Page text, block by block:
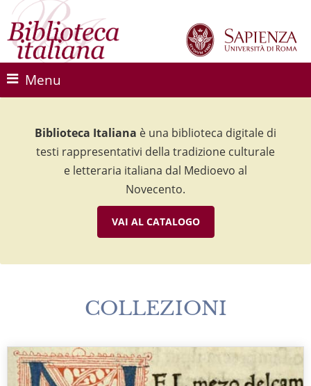
Menu
Biblioteca Italiana è una biblioteca digitale di
testi rappresentativi della tradizione culturale
e letteraria italiana dal Medioevo al
Novecento.
VAI AL CATALOGO
Biblioteca Italiana è una biblioteca digitale di
testi rappresentativi della tradizione culturale
e letteraria italiana dal Medioevo al
Novecento.
VAI AL CATALOGO
Biblioteca Italiana è una biblioteca digitale di
testi rappresentativi della tradizione culturale
e letteraria italiana dal Medioevo al
Novecento.
VAI AL CATALOGO
COLLEZIONI